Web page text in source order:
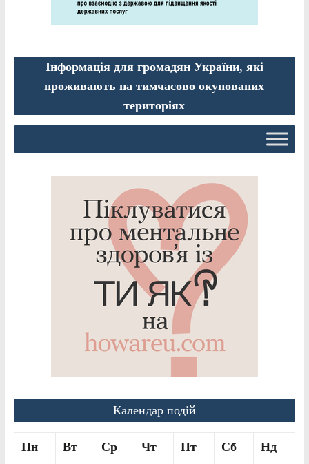
Інформація для громадян України, які
проживають на тимчасово окупованих
територіях
Календар подій
Пн Вт Ср Чт Пт Сб Нд